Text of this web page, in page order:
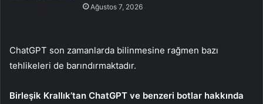
Ağustos 7, 2026
ChatGPT son zamanlarda bilinmesine rağmen bazı
tehlikeleri de barındırmaktadır.
Birleşik Krallık’tan ChatGPT ve benzeri botlar hakkında